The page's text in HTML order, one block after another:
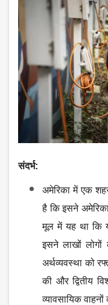
संदर्भ:
अमेरिका में एक
है कि इसने
मूल में यह था कि
इसने लाखों लोगों
अर्थव्यवस्था को
की और द्वितीय
व्यावसायिक